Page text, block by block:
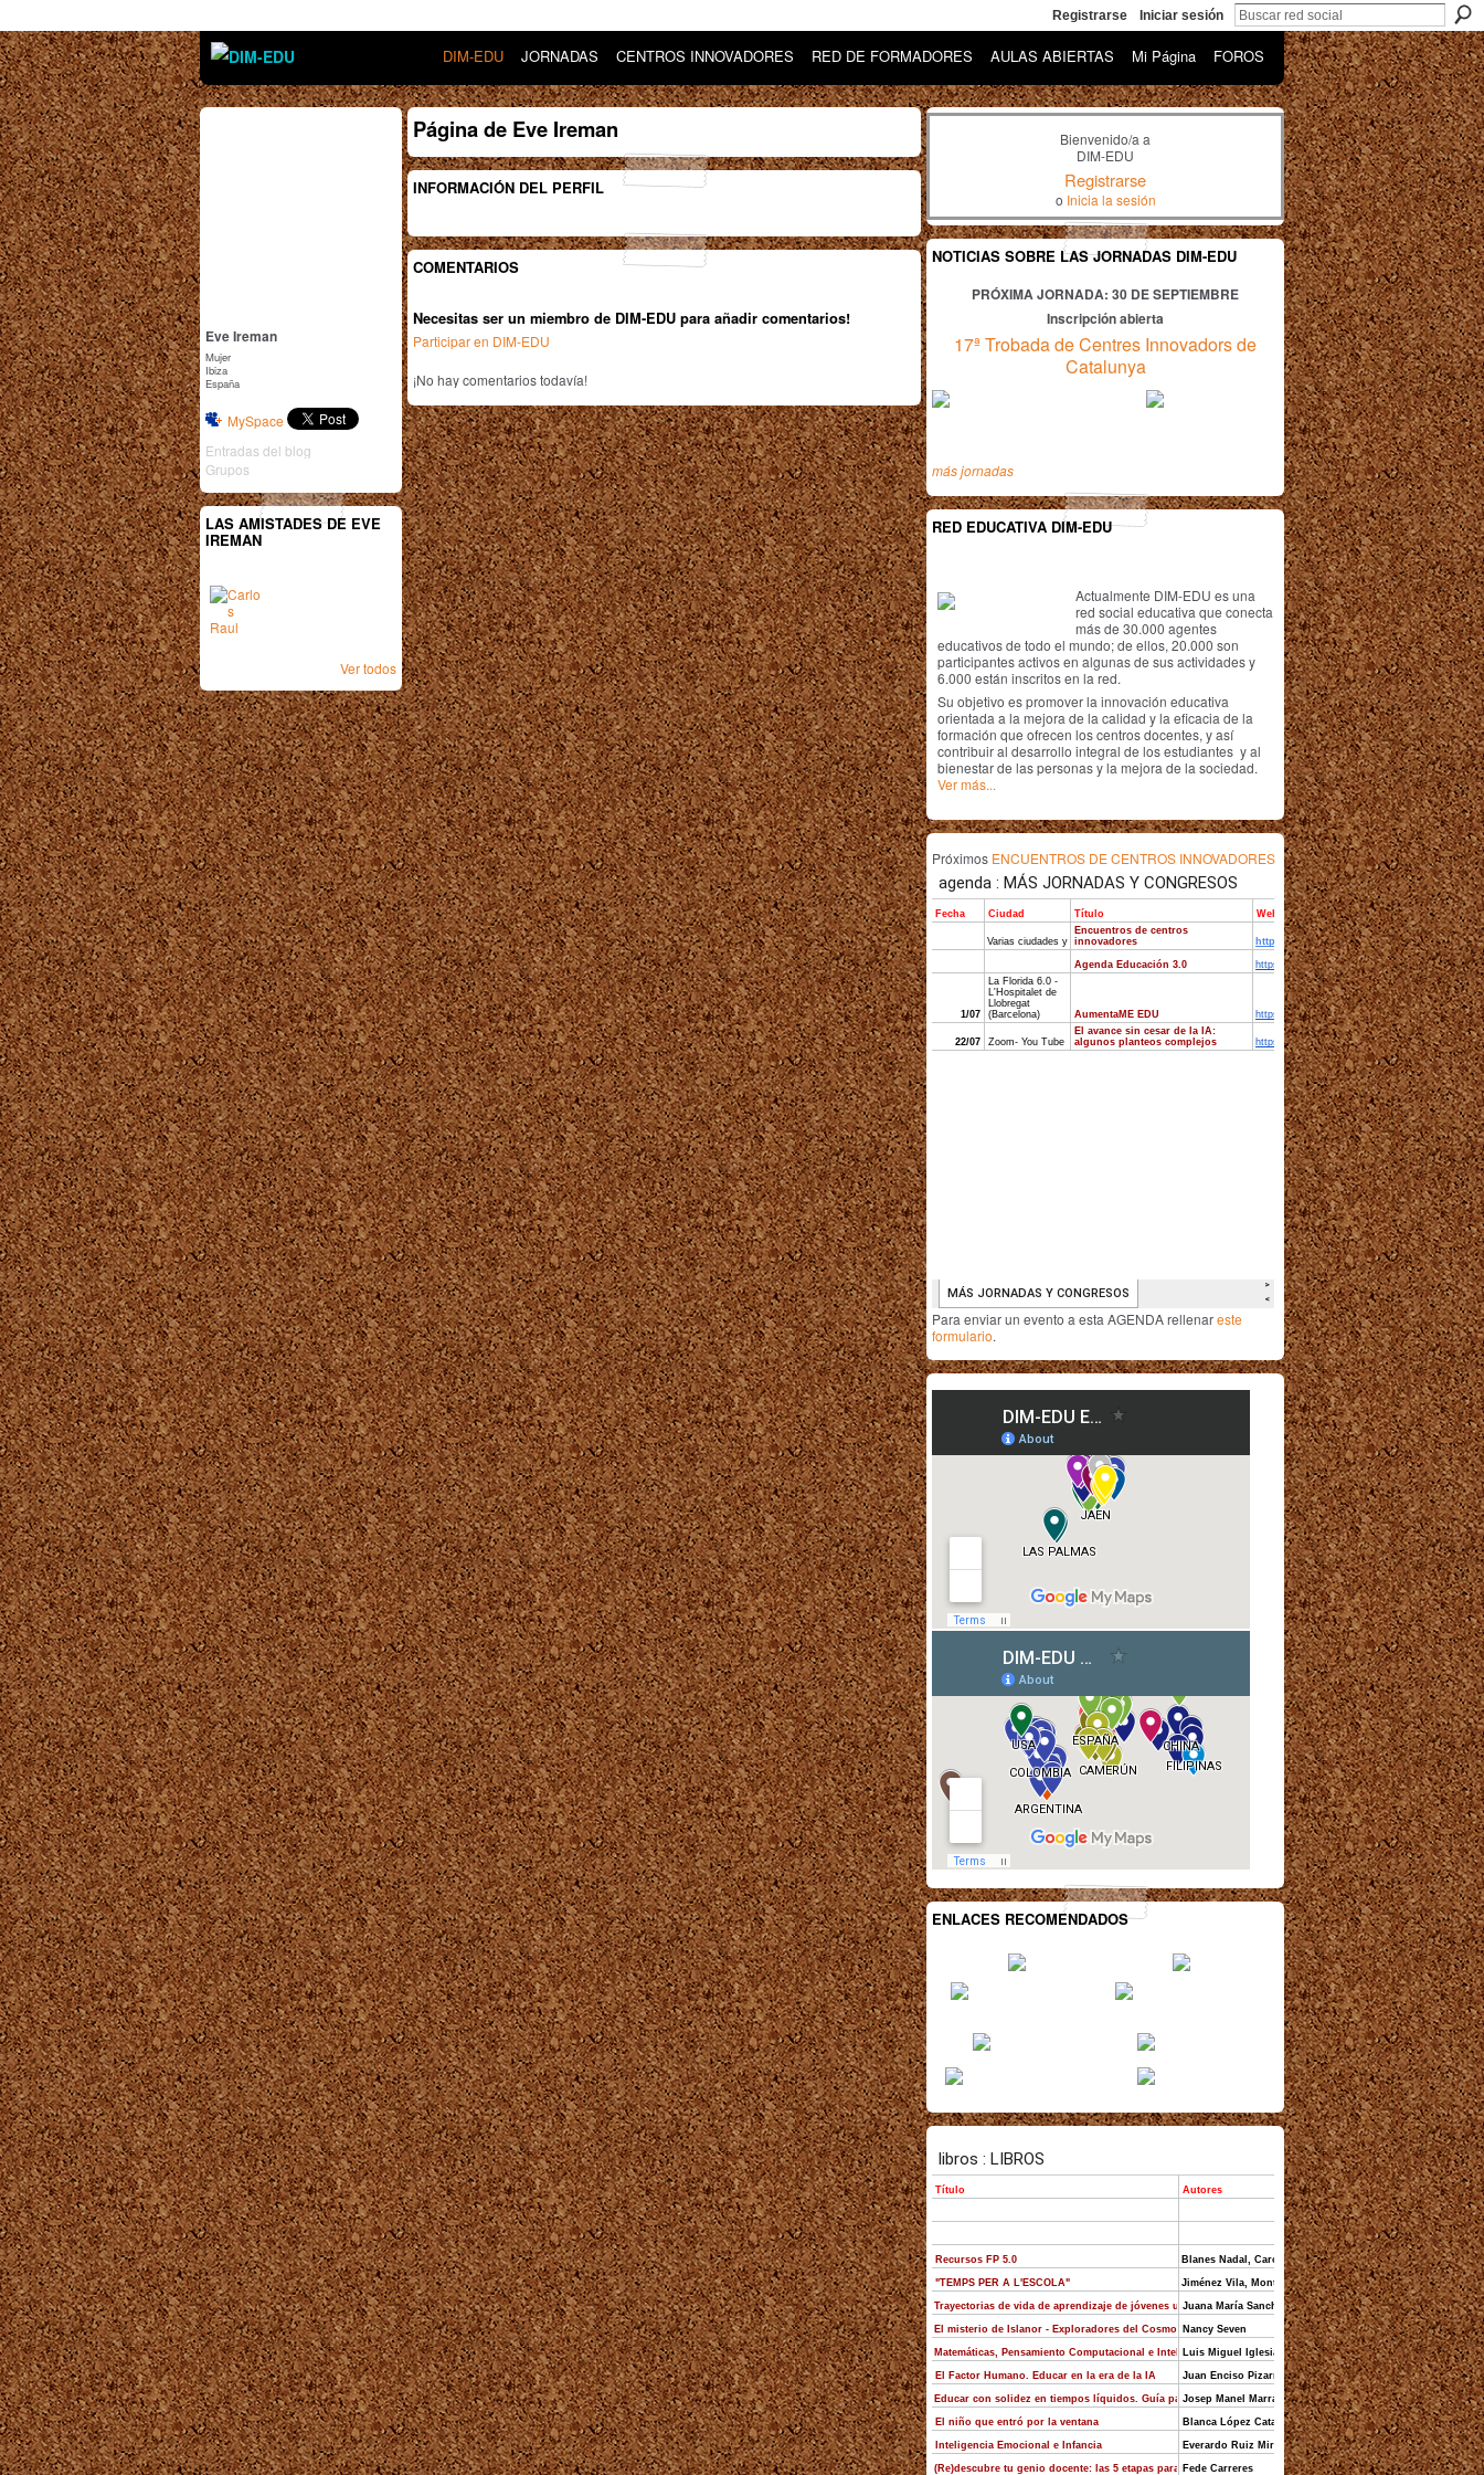
Registrarse Iniciar sesión
DIM-EDU JORNADAS CENTROS INNOVADORES RED DE FORMADORES AULAS ABIERTAS Mi Página FOROS
Eve Ireman
Mujer
Ibiza
España
MySpace
Entradas del blog
Grupos
LAS AMISTADES DE EVE
IREMAN
Ver todos
Página de Eve Ireman
INFORMACIÓN DEL PERFIL
COMENTARIOS
Necesitas ser un miembro de DIM-EDU para añadir comentarios!
Participar en DIM-EDU
¡No hay comentarios todavía!
Bienvenido/a a
DIM-EDU
Registrarse
o Inicia la sesión
NOTICIAS SOBRE LAS JORNADAS DIM-EDU
PRÓXIMA JORNADA: 30 DE SEPTIEMBRE
Inscripción abierta
17ª Trobada de Centres Innovadors de
Catalunya
más jornadas
RED EDUCATIVA DIM-EDU
Actualmente DIM-EDU es una
red social educativa que conecta
más de 30.000 agentes
educativos de todo el mundo; de ellos, 20.000 son
participantes activos en algunas de sus actividades y
6.000 están inscritos en la red.
Su objetivo es promover la innovación educativa
orientada a la mejora de la calidad y la eficacia de la
formación que ofrecen los centros docentes, y así
contribuir al desarrollo integral de los estudiantes y al
bienestar de las personas y la mejora de la sociedad.
Ver más...
Próximos ENCUENTROS DE CENTROS INNOVADORES
Para enviar un evento a esta AGENDA rellenareste
formulario.
ENLACES RECOMENDADOS